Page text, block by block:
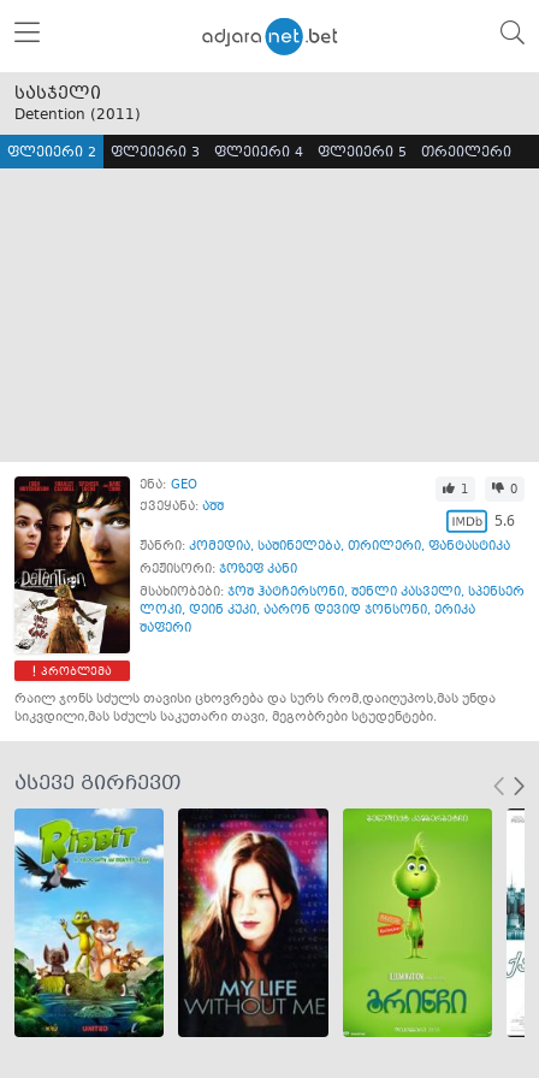
სასჯელი
Detention (2011)
ფლეიერი 2 ფლეიერი 3 ფლეიერი 4 ფლეიერი 5 თრეილერი
პრობლემა
ენა: GEO
ქვეყანა: აშშ
1 0
5.6
ჟანრი: კომედია, საშინელება, თრილერი, ფანტასტიკა
რეჟისორი: ჯოზეფ კანი
მსახიობები: ჯოშ ჰატჩერსონი, შენლი კასველი, სპენსერ
ლოკი, დეინ კუკი, აარონ დევიდ ჯონსონი, ერიკა
შაფერი
რაილ ჯონს სძულს თავისი ცხოვრება და სურს რომ,დაიღუპოს,მას უნდა
სიკვდილი,მას სძულს საკუთარი თავი, მეგობრები სტუდენტები.
ასევე გირჩევთ